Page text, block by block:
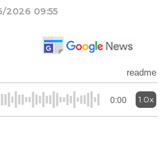
2026 09:55
readme
0:00 1.0x